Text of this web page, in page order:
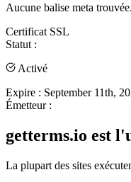
Aucune balise meta trouvée.
Certificat SSL
Statut :
Activé
Expire : September 11th,
Émetteur :
getterms.io est
La plupart des sites